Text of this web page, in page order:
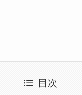
目次